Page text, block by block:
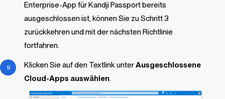
Enterprise-App für Kandji Passport bereits
ausgeschlossen ist, können Sie zu Schritt 3
zurückkehren und mit der nächsten Richtlinie
fortfahren.
Klicken Sie auf den Textlink unterAusgeschlossene
Cloud-Apps auswählen.